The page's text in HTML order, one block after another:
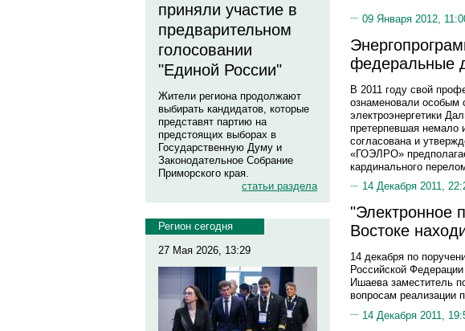
приняли участие в
предварительном
голосовании
"Единой России"
Жители региона продолжают
выбирать кандидатов, которые
представят партию на
предстоящих выборах в
Государственную Думу и
Законодательное Собрание
Приморского края.
статьи раздела
Регион сегодня
27 Мая 2026, 13:29
09 Января 2012,
федеральные
В 2011 году свой
ознаменовали особым
электроэнергетики
претерпевшая немало
согласована и
«ГОЭЛРО»
кардинального
14 Декабря 2011,
"Электронное
Востоке
14 декабря по
Российской
Ишаева заместитель
вопросам реализации
14 Декабря 2011,